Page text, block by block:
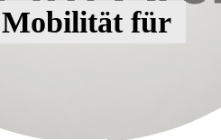
Mobilität für